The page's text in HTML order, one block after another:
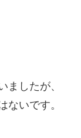
ましたが、
ないです。